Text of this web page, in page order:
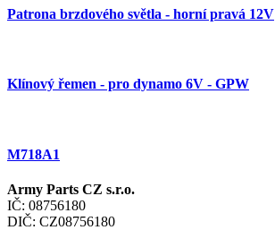
Patrona brzdového světla - horní pravá 12V
Klínový řemen - pro dynamo 6V - GPW
M718A1
Army Parts CZ s.r.o.
IČ: 08756180
DIČ: CZ08756180